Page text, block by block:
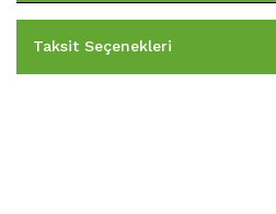
Taksit Seçenekleri